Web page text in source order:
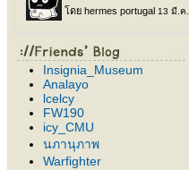
Insignia_Museum
Analayo
lcelcy
FW190
icy_CMU
นภานุภาพ
Warfighter